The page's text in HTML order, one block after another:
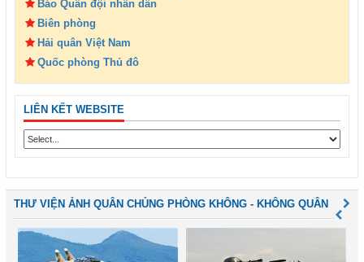
Báo Quân đội nhân dân
Biên phòng
Hải quân Việt Nam
Quốc phòng Thủ đô
LIÊN KẾT WEBSITE
THƯ VIỆN ẢNH QUÂN CHỦNG PHÒNG KHÔNG - KHÔNG QUÂN